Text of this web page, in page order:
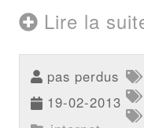
Lire la
pas perdus
19-02-2013